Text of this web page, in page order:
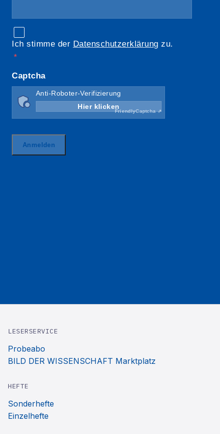
LESERSERVICE
Probeabo
BILD DER WISSENSCHAFT Marktplatz
HEFTE
Sonderhefte
Einzelhefte